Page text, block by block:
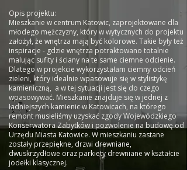
Opis projektu:
Mieszkanie w centrum Katowic, zaprojektowane dla
młodego mężczyzny, który w wytycznych do projektu
założył, że wnętrza mają być kolorowe. Takie były też
inspiracje - gdzie wnętrza potraktowano totalnie
malując sufity i ściany na te same ciemne odcienie.
Dlatego w projekcie wykorzystałam ciemny odcień
zieleni, który idealnie wpasowuje się w stylistykę
kamieniczną, a w tej sytuacji jest się do czego
wpasowywać. Mieszkanie znajduje się w jednej z
ładniejszych kamienic w Katowicach, na którego
remont musieliśmy uzyskać zgody Wojewódzkiego
Konserwatora Zabytków i pozwolenie na budowę od
Urzędu Miasta Katowice. W mieszkaniu zastane
zostały przepiękne, drzwi drewniane,
dwuskrzydłowe oraz parkiety drewniane w kształcie
jodełki klasycznej.